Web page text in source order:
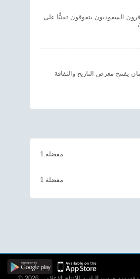
السعوديون يتفوقون تقنيًّا على
يفتتح معرض التاريخ والثقافة
1 مفضلة
1 مفضلة